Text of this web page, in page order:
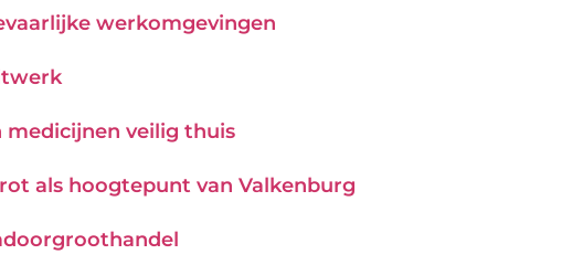
werkomgevingen
veilig thuis
als hoogtepunt van Valkenburg